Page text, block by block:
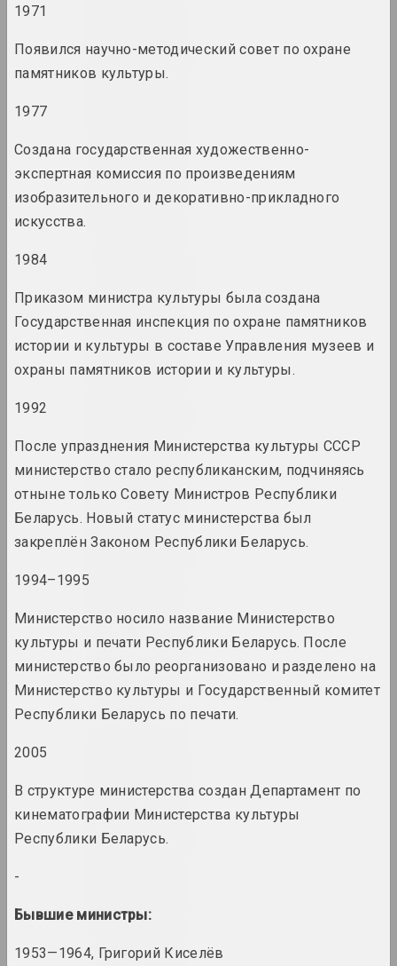
1954 год
1960 год
1961 год
итоги года
1963 год
итоги года
1964 год
1965 год
итоги года
1966 год
итоги года
1968 год
1971
Появился научно-методический совет по охране
памятников культуры.
1977
Создана государственная художественно-
экспертная комиссия по произведениям
изобразительного и декоративно-прикладного
искусства.
1984
Приказом министра культуры была создана
Государственная инспекция по охране памятников
истории и культуры в составе Управления музеев и
охраны памятников истории и культуры.
1992
После упразднения Министерства культуры СССР
министерство стало республиканским, подчиняясь
отныне только Совету Министров Республики
Беларусь. Новый статус министерства был
закреплён Законом Республики Беларусь.
1994–1995
Министерство носило название Министерство
культуры и печати Республики Беларусь. После
министерство было реорганизовано и разделено на
Министерство культуры и Государственный комитет
Республики Беларусь по печати.
2005
В структуре министерства создан Департамент по
кинематографии Министерства культуры
Республики Беларусь.
-
Бывшие министры:
1953—1964, Григорий Киселёв